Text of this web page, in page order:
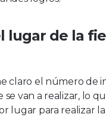
lugar de la
claro el número de
se van a realizar, lo
lugar para realizar